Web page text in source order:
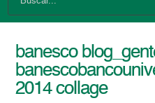
banesco
2014 collage